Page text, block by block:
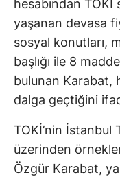
hesabından
yaşanan devasa
sosyal konutları,
başlığı ile 8
bulunan Karabat,
dalga geçtiğini
TOKİ’nin İstanbul
üzerinden
Özgür Karabat,